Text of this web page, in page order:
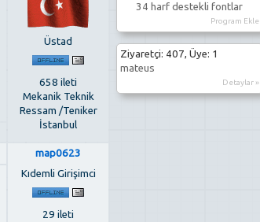
34 harf destekli fontlar
Program Ekle
Ziyaretçi: 407, Üye: 1
mateus
Detaylar »
Üstad
658 ileti
Mekanik Teknik
Ressam /Teniker
İstanbul
map0623
Kıdemli Girişimci
29 ileti